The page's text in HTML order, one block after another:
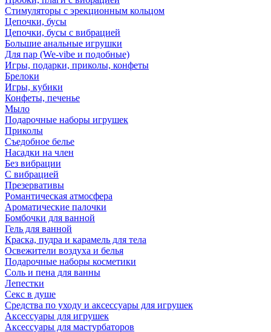
Стимуляторы с эрекционным кольцом
Цепочки, бусы
Цепочки, бусы с вибрацией
Большие анальные игрушки
Для пар (We-vibe и подобные)
Игры, подарки, приколы, конфеты
Брелоки
Игры, кубики
Конфеты, печенье
Мыло
Подарочные наборы игрушек
Приколы
Съедобное белье
Насадки на член
Без вибрации
С вибрацией
Презервативы
Романтическая атмосфера
Ароматические палочки
Бомбочки для ванной
Гель для ванной
Краска, пудра и карамель для тела
Освежители воздуха и белья
Подарочные наборы косметики
Соль и пена для ванны
Лепестки
Секс в душе
Средства по уходу и аксессуары для игрушек
Аксессуары для игрушек
Аксессуары для мастурбаторов